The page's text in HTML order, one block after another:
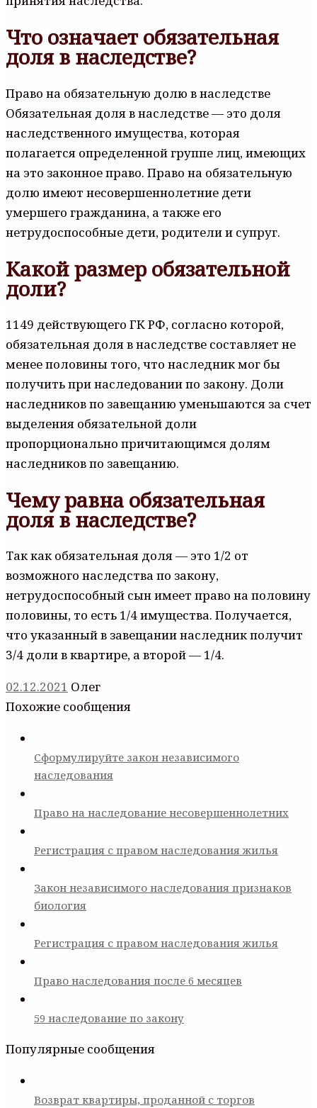
Что означает обязательная
доля в наследстве?
Право на обязательную долю в наследстве
Обязательная доля в наследстве — это доля
наследственного имущества, которая
полагается определенной группе лиц, имеющих
на это законное право. Право на обязательную
долю имеют несовершеннолетние дети
умершего гражданина, а также его
нетрудоспособные дети, родители и супруг.
Какой размер обязательной
доли?
1149 действующего ГК РФ, согласно которой,
обязательная доля в наследстве составляет не
менее половины того, что наследник мог бы
получить при наследовании по закону. Доли
наследников по завещанию уменьшаются за счет
выделения обязательной доли
пропорционально причитающимся долям
наследников по завещанию.
Чему равна обязательная
доля в наследстве?
Так как обязательная доля — это 1/2 от
возможного наследства по закону,
нетрудоспособный сын имеет право на половину
половины, то есть 1/4 имущества. Получается,
что указанный в завещании наследник получит
3/4 доли в квартире, а второй — 1/4.
02.12.2021 Олег
Похожие сообщения
Сформулируйте закон независимого
наследования
Право на наследование несовершеннолетних
Регистрация с правом наследования жилья
Закон независимого наследования признаков
биология
Регистрация с правом наследования жилья
Право наследования после 6 месяцев
59 наследование по закону
Популярные сообщения
Возврат квартиры, проданной с торгов